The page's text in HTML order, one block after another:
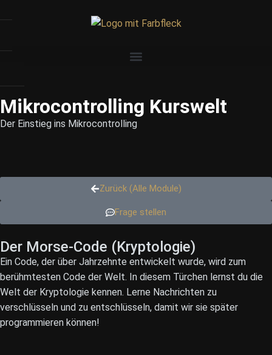
Mikrocontrolling Kurswelt
Der Einstieg ins Mikrocontrolling
Zurück (Alle Module)
Frage stellen
Der Morse-Code (Kryptologie)
Ein Code, der über Jahrzehnte entwickelt wurde, wird zum
berühmtesten Code der Welt. In diesem Türchen lernst du die
Welt der Kryptologie kennen. Lerne Nachrichten zu
verschlüsseln und zu entschlüsseln, damit wir sie später
programmieren können!